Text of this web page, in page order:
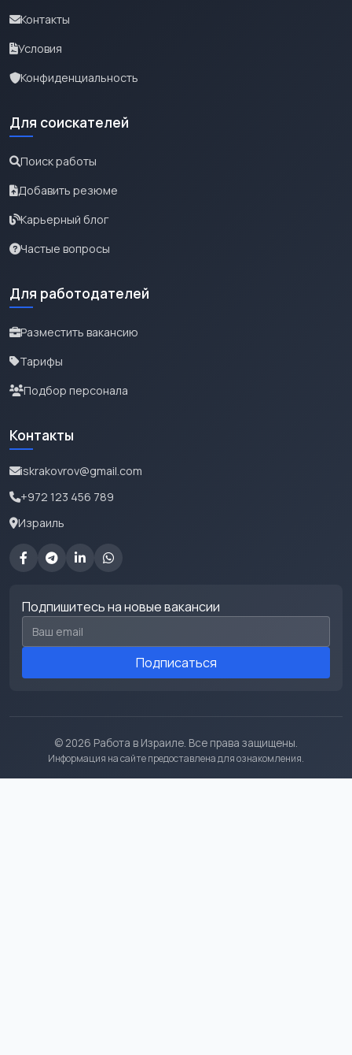
Контакты
Условия
Конфиденциальность
Для соискателей
Поиск работы
Добавить резюме
Карьерный блог
Частые вопросы
Для работодателей
Разместить вакансию
Тарифы
Подбор персонала
Контакты
iskrakovrov@gmail.com
+972 123 456 789
Израиль
Подпишитесь на новые вакансии
Email для подписки
Подписаться
© 2026 Работа в Израиле. Все права защищены.
Информация на сайте предоставлена для ознакомления.